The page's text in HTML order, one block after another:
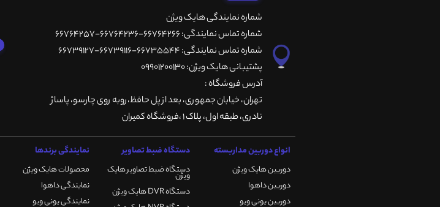
شماره نمایندگی هایک ویژن
شماره تماس نمایندگی: 66764266-66764236-66764257
شماره تماس نمایندگی: 66735544-66739116-66739127
پشتیبانی هایک ویژن: 09901200130
آدرس فروشگاه :
تهران، خيابان جمهوری، بعد از پل حافظ،روبه روی چارسو، پاساژ
نادری، طبقه اول، پلاک 1 ،فروشگاه کمیران
انواع دوربین مداربسته
دوربین هایک ویژن
دوربین داهوا
دوربین یونی ویو
دستگاه ضبط تصاویر
دستگاه ضبط تصاویر هایک
ویژن
دستگاه DVR هایک ویژن
نمایندگی برندها
محصولات هایک ویژن
نمایندگی داهوا
نمایندگی یونی ویو